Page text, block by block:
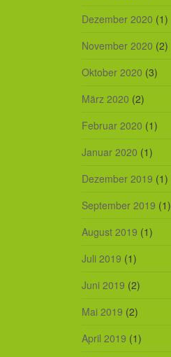
Dezember 2020 (1)
November 2020 (2)
Oktober 2020 (3)
März 2020 (2)
Februar 2020 (1)
Januar 2020 (1)
Dezember 2019 (1)
September 2019 (1)
August 2019 (1)
Juli 2019 (1)
Juni 2019 (2)
Mai 2019 (2)
April 2019 (1)